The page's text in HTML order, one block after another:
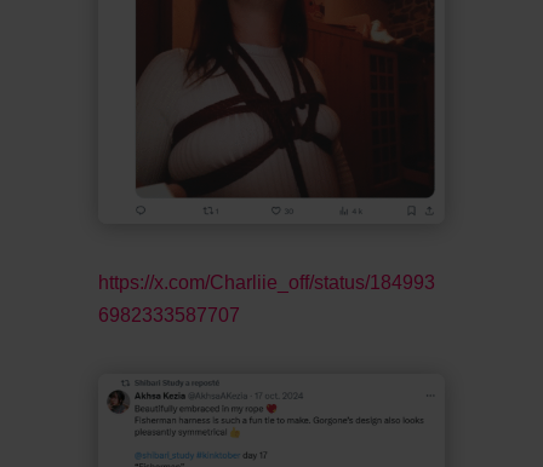
https://x.com/Charliie_off/status/184993
6982333587707